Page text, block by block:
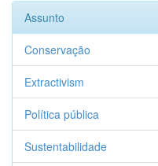
Assunto
Conservação
Extractivism
Política pública
Sustentabilidade